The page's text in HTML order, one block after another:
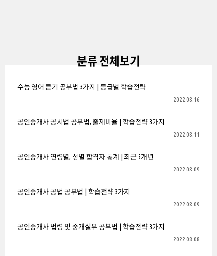
분류 전체보기
수능 영어 듣기 공부법 3가지 | 등급별 학습전략
2022.08.16
공인중개사 공시법 공부법, 출제비율 | 학습전략 3가지
2022.08.11
공인중개사 연령별, 성별 합격자 통계 | 최근 5개년
2022.08.09
공인중개사 공법 공부법 | 학습전략 3가지
2022.08.09
공인중개사 법령 및 중개실무 공부법 | 학습전략 3가지
2022.08.08